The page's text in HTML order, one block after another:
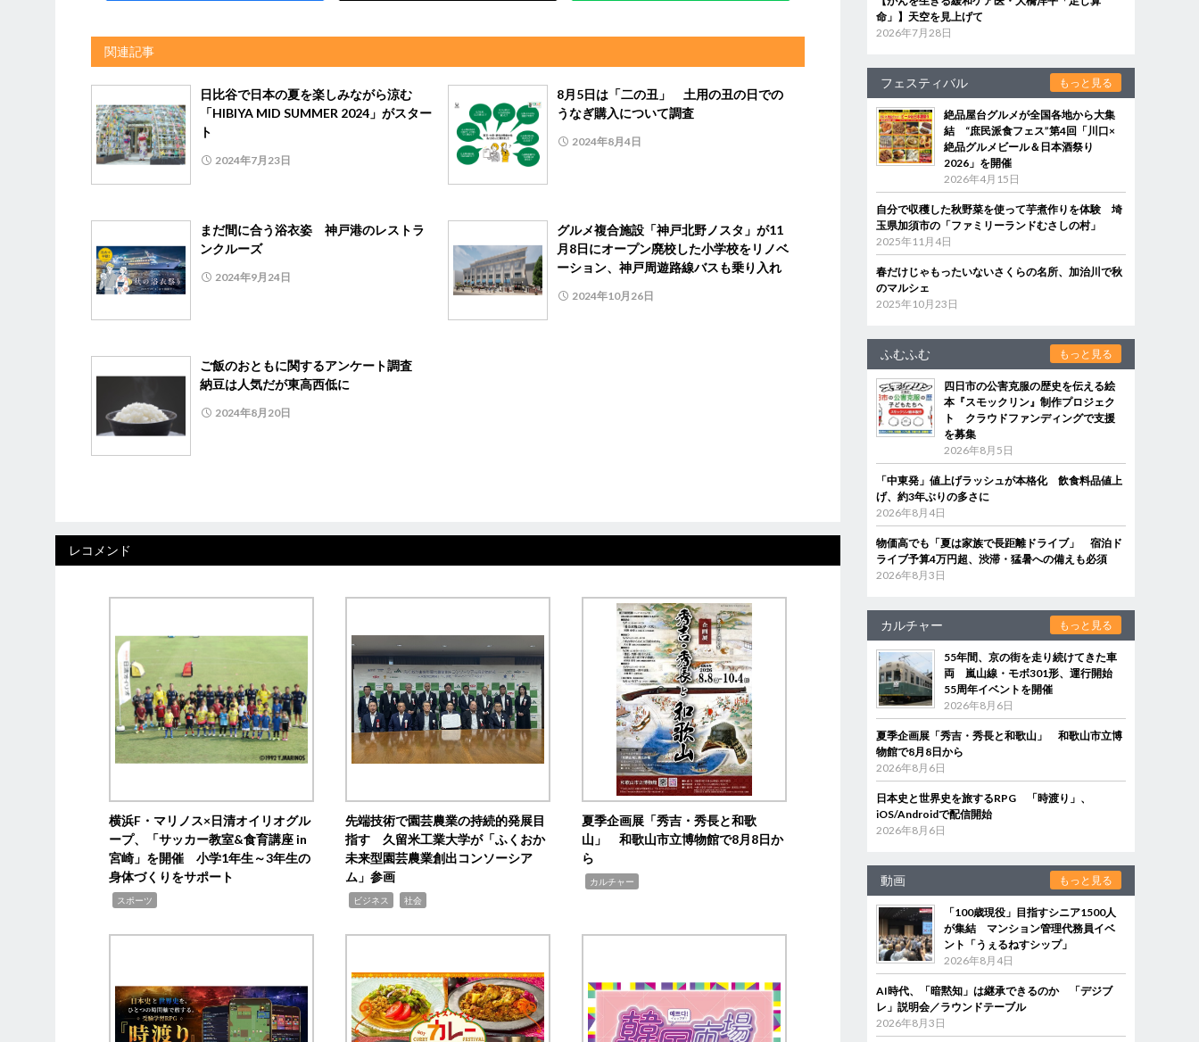
関連記事
日比谷で日本の夏を楽しみながら涼む
「HIBIYA MID SUMMER 2024」がスター
ト
2024年7月23日
8月5日は「二の丑」 土用の丑の日での
うなぎ購入について調査
2024年8月4日
まだ間に合う浴衣姿 神戸港のレストラ
ンクルーズ
2024年9月24日
グルメ複合施設「神戸北野ノスタ」が11
月8日にオープン廃校した小学校をリノベ
ーション、神戸周遊路線バスも乗り入れ
2024年10月26日
ご飯のおともに関するアンケート調査
納豆は人気だが東高西低に
2024年8月20日
レコメンド
横浜F・マリノス×日清オイリオグル
ープ、「サッカー教室&食育講座 in
宮崎」を開催 小学1年生～3年生の
身体づくりをサポート
スポーツ
先端技術で園芸農業の持続的発展目
指す 久留米工業大学が「ふくおか
未来型園芸農業創出コンソーシア
ム」参画
ビジネス 社会
夏季企画展「秀吉・秀長と和歌
山」 和歌山市立博物館で8月8日か
ら
カルチャー
命」】天空を見上げて
2026年7月28日
フェスティバル もっと見る
絶品屋台グルメが全国各地から大集
結 “庶民派食フェス”第4回「川口×
絶品グルメビール＆日本酒祭り
2026」を開催
2026年4月15日
自分で収穫した秋野菜を使って芋煮作りを体験 埼
玉県加須市の「ファミリーランドむさしの村」
2025年11月4日
春だけじゃもったいないさくらの名所、加治川で秋
のマルシェ
2025年10月23日
ふむふむ もっと見る
四日市の公害克服の歴史を伝える絵
本『スモックリン』制作プロジェク
ト クラウドファンディングで支援
を募集
2026年8月5日
「中東発」値上げラッシュが本格化 飲食料品値上
げ、約3年ぶりの多さに
2026年8月4日
物価高でも「夏は家族で長距離ドライブ」 宿泊ド
ライブ予算4万円超、渋滞・猛暑への備えも必須
2026年8月3日
カルチャー もっと見る
55年間、京の街を走り続けてきた車
両 嵐山線・モボ301形、運行開始
55周年イベントを開催
2026年8月6日
夏季企画展「秀吉・秀長と和歌山」 和歌山市立博
物館で8月8日から
2026年8月6日
日本史と世界史を旅するRPG 「時渡り」、
iOS/Androidで配信開始
2026年8月6日
動画 もっと見る
「100歳現役」目指すシニア1500人
が集結 マンション管理代務員イベ
ント「うぇるねすシップ」
2026年8月4日
AI時代、「暗黙知」は継承できるのか 「デジブ
レ」説明会／ラウンドテーブル
2026年8月3日